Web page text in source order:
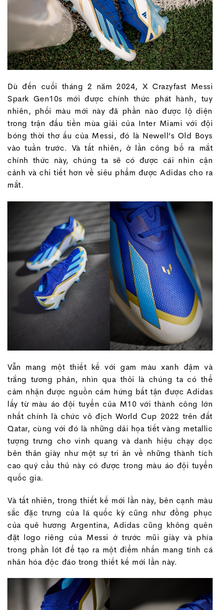
Dù đến cuối tháng 2 năm 2024, X Crazyfast Messi
Spark Gen10s mới được chính thức phát hành, tuy
nhiên, phối màu mới này đã phần nào được lộ diện
trong trận đấu tiền mùa giải của Inter Miami với đội
bóng thời thơ ấu của Messi, đó là Newell’s Old Boys
vào tuần trước. Và tất nhiên, ở lần công bố ra mắt
chính thức này, chúng ta sẽ có được cái nhìn cận
cảnh và chi tiết hơn về siêu phẩm được Adidas cho ra
mắt.
Vẫn mang một thiết kế với gam màu xanh đậm và
trắng tương phản, nhìn qua thôi là chúng ta có thể
cảm nhận được nguồn cảm hứng bất tận được Adidas
lấy từ màu áo đội tuyển của M10 với thành công lớn
nhất chính là chức vô địch World Cup 2022 trên đất
Qatar, cùng với đó là những dải họa tiết vàng metallic
tượng trưng cho vinh quang và danh hiệu chạy dọc
bên thân giày như một sự tri ân về những thành tích
cao quý cầu thủ này có được trong màu áo đội tuyển
quốc gia.
Và tất nhiên, trong thiết kế mới lần này, bên cạnh màu
sắc đặc trưng của lá quốc kỳ cũng như đồng phục
của quê hương Argentina, Adidas cũng không quên
đặt logo riêng của Messi ở trước mũi giày và phía
trong phần lót để tạo ra một điểm nhấn mang tính cá
nhân hóa độc đáo trong thiết kế mới lần này.